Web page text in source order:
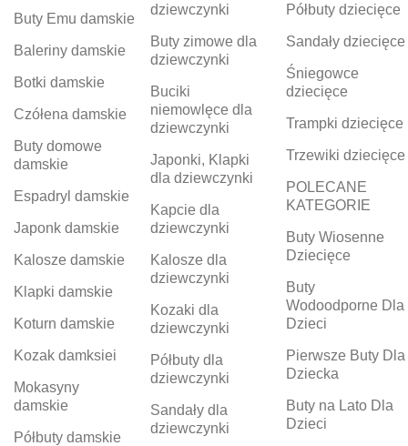
Buty Emu damskie
Baleriny damskie
Botki damskie
Czółena damskie
Buty domowe
damskie
Espadryl damskie
Japonk damskie
Kalosze damskie
Klapki damskie
Koturn damskie
Kozak damksiei
Mokasyny
damskie
Półbuty damskie
dziewczynki
Buty zimowe dla
dziewczynki
Buciki
niemowlęce dla
dziewczynki
Japonki, Klapki
dla dziewczynki
Kapcie dla
dziewczynki
Kalosze dla
dziewczynki
Kozaki dla
dziewczynki
Półbuty dla
dziewczynki
Sandały dla
dziewczynki
Półbuty dziecięce
Sandały dziecięce
Śniegowce
dziecięce
Trampki dziecięce
Trzewiki dziecięce
POLECANE
KATEGORIE
Buty Wiosenne
Dziecięce
Buty
Wodoodporne Dla
Dzieci
Pierwsze Buty Dla
Dziecka
Buty na Lato Dla
Dzieci